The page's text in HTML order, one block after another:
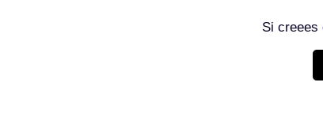
Si creees